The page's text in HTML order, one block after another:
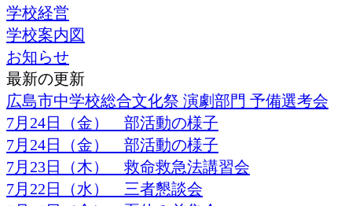
学校経営
学校案内図
お知らせ
最新の更新
広島市中学校総合文化祭 演劇部門 予備選考会
7月24日（金） 部活動の様子
7月24日（金） 部活動の様子
7月23日（木） 救命救急法講習会
7月22日（水） 三者懇談会